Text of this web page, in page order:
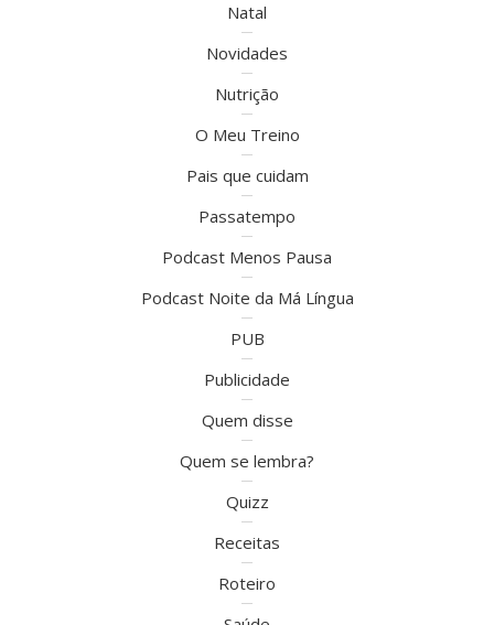
Natal
Novidades
Nutrição
O Meu Treino
Pais que cuidam
Passatempo
Podcast Menos Pausa
Podcast Noite da Má Língua
PUB
Publicidade
Quem disse
Quem se lembra?
Quizz
Receitas
Roteiro